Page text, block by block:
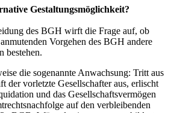
Gestaltungsmöglichkeit?
des BGH wirft die Frage auf, ob
Vorgehen des BGH andere
bestehen.
die sogenannte Anwachsung: Tritt aus
der vorletzte Gesellschafter aus, erlischt
und das Gesellschaftsvermögen
auf den verbleibenden